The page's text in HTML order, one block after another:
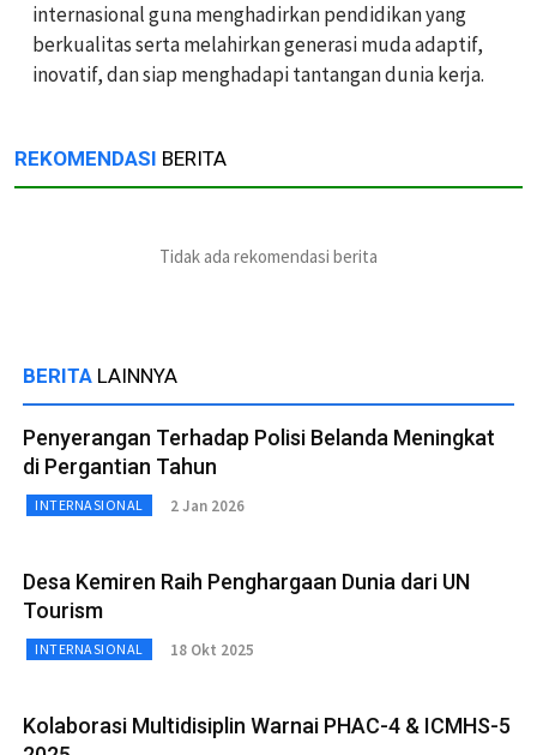
internasional guna menghadirkan pendidikan yang
berkualitas serta melahirkan generasi muda adaptif,
inovatif, dan siap menghadapi tantangan dunia kerja.
REKOMENDASI BERITA
Tidak ada rekomendasi berita
BERITA LAINNYA
Penyerangan Terhadap Polisi Belanda Meningkat
di Pergantian Tahun
INTERNASIONAL 2 Jan 2026
Desa Kemiren Raih Penghargaan Dunia dari UN
Tourism
INTERNASIONAL 18 Okt 2025
Kolaborasi Multidisiplin Warnai PHAC-4 & ICMHS-5